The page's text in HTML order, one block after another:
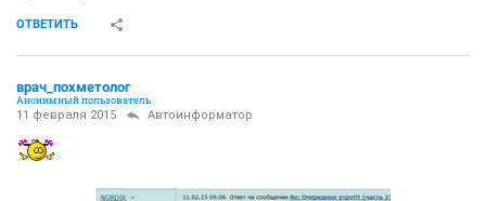
ОТВЕТИТЬ
врач_похметолог
Анонимный пользователь
11 февраля 2015 Автоинформатор